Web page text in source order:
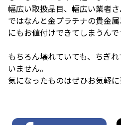
幅広い取扱品目、幅広い業者
ではなんと金プラチナの貴金
にもお値付けできてしまうんで
もちろん壊れていても、ちぎ
いません。
気になったものはぜひお気軽